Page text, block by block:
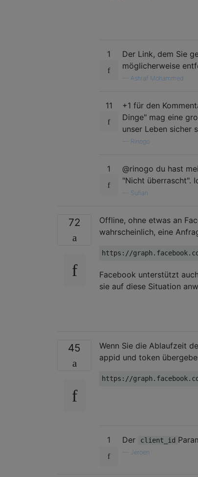
1
Der Link, dem Sie
möglicherweise
Ashraf Mohammed
11
+1 für den
Dinge" mag eine
unser Leben sicher
Rinogo
1
@rinogo du hast
"Nicht überrascht".
Sufian
72
Offline, ohne etwas an
wahrscheinlich, eine
Facebook unterstützt
sie auf diese Situation
45
Wenn Sie die Ablaufzeit
appid und token
1 Der client_id
Jeroen